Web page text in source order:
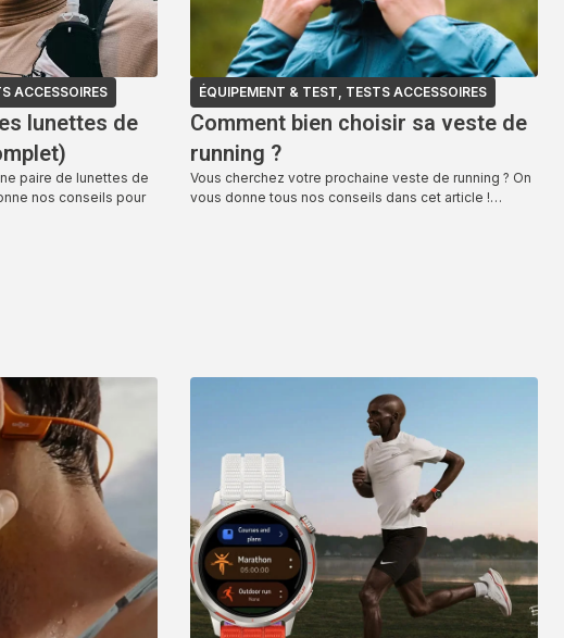
ACCESSOIRES
lunettes de
paire de lunettes de
nos conseils pour
ÉQUIPEMENT & TEST, TESTS ACCESSOIRES
Comment bien choisir sa veste de
running ?
Vous cherchez votre prochaine veste de running ? On
vous donne tous nos conseils dans cet article !…